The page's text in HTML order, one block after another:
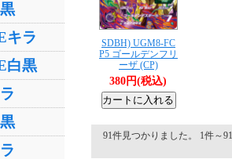
キラ
白黒
SDBH) UGM8-FC
P5 ゴールデンフリ
ーザ (CP)
380円(税込)
91件見つかりました。 1件～